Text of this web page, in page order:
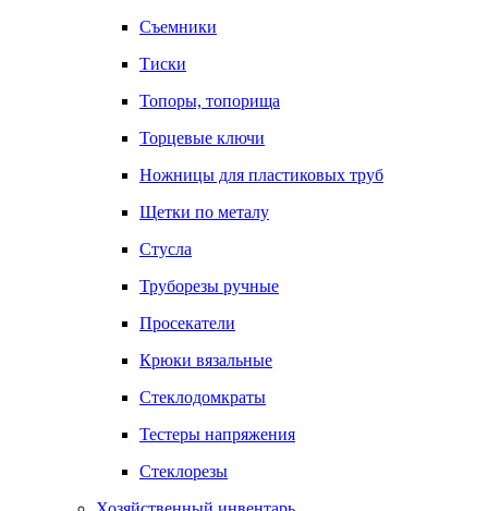
Съемники
Тиски
Топоры, топорища
Торцевые ключи
Ножницы для пластиковых труб
Щетки по металу
Стусла
Труборезы ручные
Просекатели
Крюки вязальные
Стеклодомкраты
Тестеры напряжения
Стеклорезы